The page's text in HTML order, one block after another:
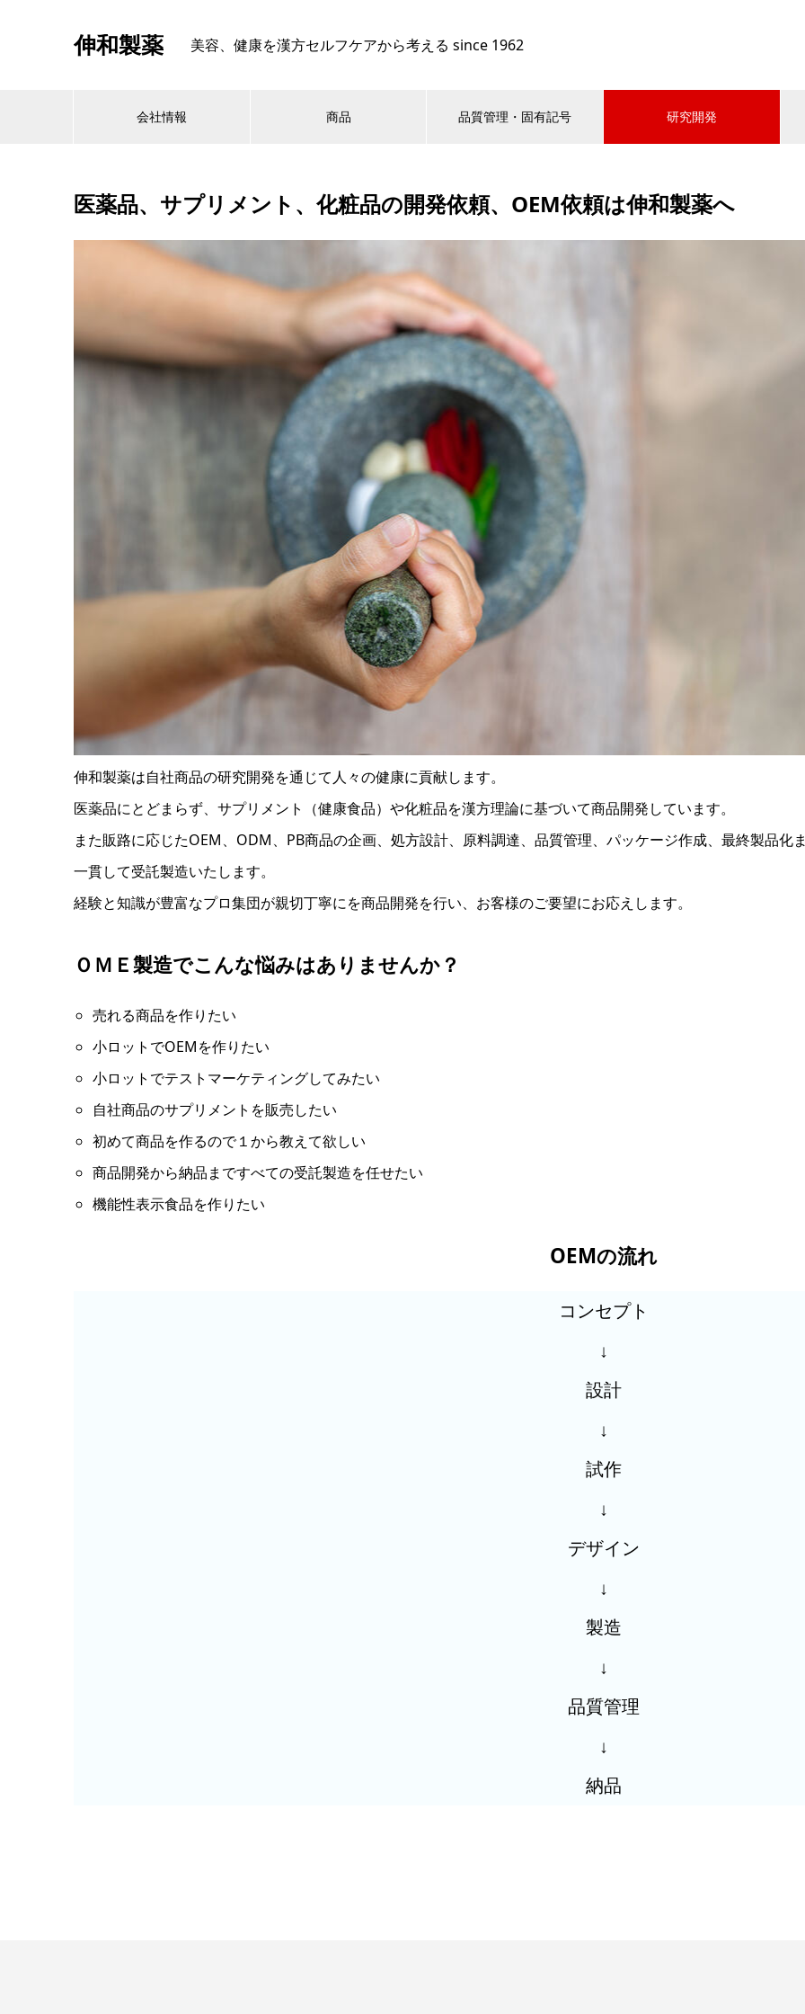
伸和製薬 美容、健康を漢方セルフケアから考える since 1962
会社情報 商品 品質管理・固有記号 研究開発
医薬品、サプリメント、化粧品の開発依頼、OEM依頼は伸和製薬へ
伸和製薬は自社商品の研究開発を通じて人々の健康に貢献します。
医薬品にとどまらず、サプリメント（健康食品）や化粧品を漢方理論に基づいて商品開発しています。
また販路に応じたOEM、ODM、PB商品の企画、処方設計、原料調達、品質管理、パッケージ作成、最終製品化
一貫して受託製造いたします。
経験と知識が豊富なプロ集団が親切丁寧にを商品開発を行い、お客様のご要望にお応えします。
ＯＭＥ製造でこんな悩みはありませんか？
売れる商品を作りたい
小ロットでOEMを作りたい
小ロットでテストマーケティングしてみたい
自社商品のサプリメントを販売したい
初めて商品を作るので１から教えて欲しい
商品開発から納品まですべての受託製造を任せたい
機能性表示食品を作りたい
OEMの流れ
コンセプト
↓
設計
↓
試作
↓
デザイン
↓
製造
↓
品質管理
↓
納品